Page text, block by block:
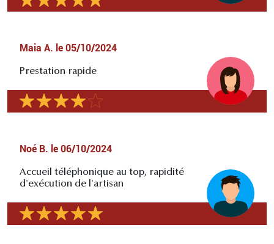
Maia A. le 05/10/2024
Prestation rapide
Noé B. le 06/10/2024
Accueil téléphonique au top, rapidité
d'exécution de l'artisan